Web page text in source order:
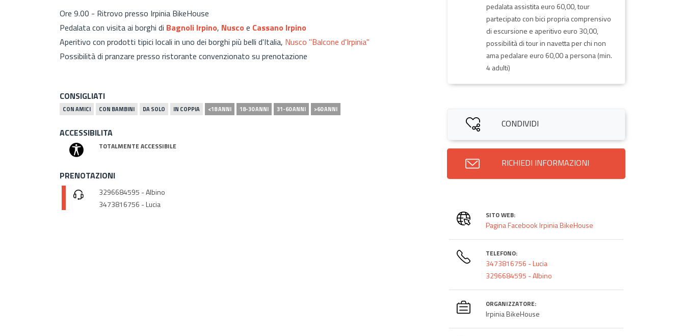
Ore 9.00 - Ritrovo presso Irpinia BikeHouse
Pedalata con visita ai borghi di Bagnoli Irpino, Nusco e Cassano Irpino
Aperitivo con prodotti tipici locali in uno dei borghi più belli d'Italia, Nusco "Balcone d'Irpinia"
Possibilità di pranzare presso ristorante convenzionato su prenotazione
CONSIGLIATI
CON AMICI CON BAMBINI DA SOLO IN COPPIA <18 ANNI 18-30 ANNI 31-60 ANNI >60 ANNI
ACCESSIBILITA
TOTALMENTE ACCESSIBILE
PRENOTAZIONI
3296684595 - Albino
3473816756 - Lucia
pedalata assistita euro 60,00, tour
partecipato con bici propria comprensivo
di escursione e aperitivo euro 30,00,
possibilità di tour in navetta per chi non
ama pedalare euro 60,00 a persona (min.
4 adulti)
CONDIVIDI
RICHIEDI INFORMAZIONI
SITO WEB:
Pagina Facebook Irpinia BikeHouse
TELEFONO:
3473816756 - Lucia
3296684595 - Albino
ORGANIZZATORE:
Irpinia BikeHouse